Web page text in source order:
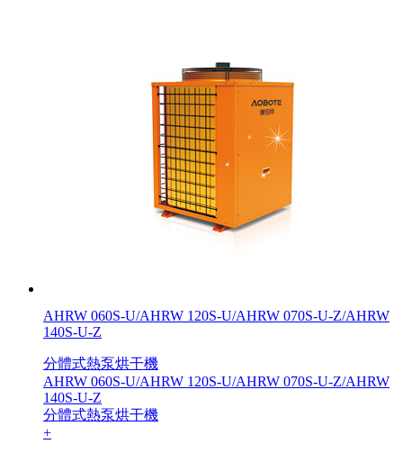
AHRW 060S-U/AHRW 120S-U/AHRW 070S-U-Z/AHRW
140S-U-Z
分體式熱泵烘干機
AHRW 060S-U/AHRW 120S-U/AHRW 070S-U-Z/AHRW
140S-U-Z
分體式熱泵烘干機
+